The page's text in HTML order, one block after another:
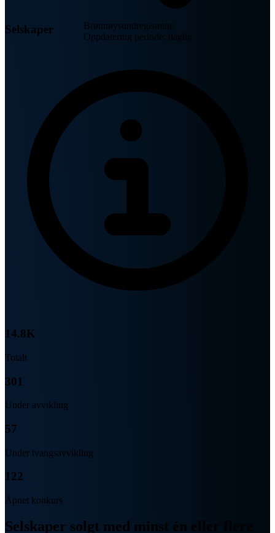
Selskaper
Brønnøysundregistrene
Oppdatering periode: daglig
14.8K
Totalt
301
Under avvikling
57
Under tvangsavvikling
122
Åpnet konkurs
Selskaper solgt med minst én eller flere